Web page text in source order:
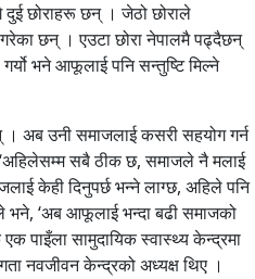
दुई छोराहरू छन् । जेठो छोराले
छन् । एउटा छोरा नेपालमै पढ्दैछन्
भने आफूलाई पनि सन्तुष्टि मिल्ने
अब उनी समाजलाई कसरी सहयोग गर्न
सबै ठीक छ, समाजले नै मलाई
केही दिनुपर्छ भन्ने लाग्छ, अहिले पनि
भने, ‘अब आफूलाई भन्दा बढी समाजको
पाइँला सामुदायिक स्वास्थ्य केन्द्रमा
नवजीवन केन्द्रको अध्यक्ष थिए ।